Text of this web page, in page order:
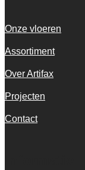
Onze vloeren
Assortiment
Over Artifax
Projecten
Contact